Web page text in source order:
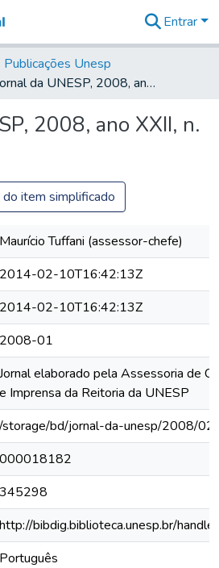
&
Coleções
Tudo na
Digital
Entrar
Publicações Unesp
Jornal da UNESP, 2008, ano XXII, n. 230
2008, ano XXII, n.
do item simplificado
Maurício Tuffani (assessor-chefe)
2014-02-10T16:42:13Z
2014-02-10T16:42:13Z
2008-01
Jornal elaborado pela Assessoria de
e Imprensa da Reitoria da UNESP
/storage/bd/jornal-da-unesp/2008/
000018182
345298
http://bibdig.biblioteca.unesp.br/
Português